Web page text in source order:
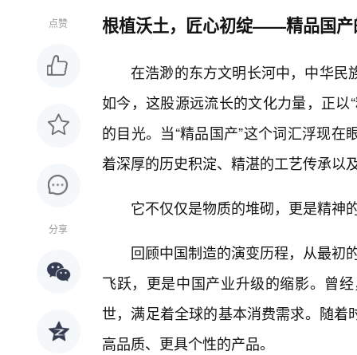
点赞
分享
根植沃土，匠心初绽——精品国产
在浩渺的东方文明长河中，中华民
如今，这股源远流长的文化力量，正
的目光。当“精品国产”这个词汇浮现
着深厚的历史积淀、精湛的工艺传承以
它不仅仅是物质的堆砌，更是精神
回顾中国制造的演变历程，从最初
飞跃，更是中国产业升级的缩影。曾
世，满足着全球的基本消费需求。随
高品质、更具个性的产品。